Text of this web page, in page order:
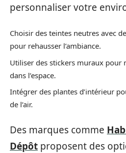
personnaliser votre
Choisir des teintes neutres avec
pour rehausser l’ambiance.
Utiliser des stickers muraux pour
dans l’espace.
Intégrer des plantes d’intérieur
de l’air.
Des marques comme
Dépôt proposent des